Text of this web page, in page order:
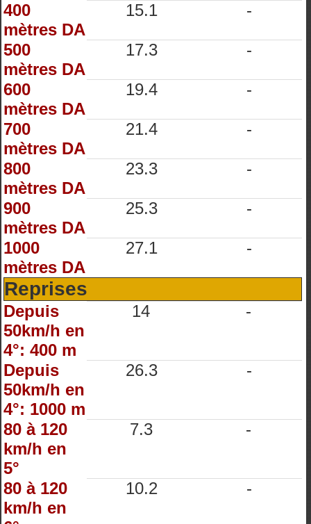
400
mètres DA
15.1 -
500
mètres DA
17.3 -
600
mètres DA
19.4 -
700
mètres DA
21.4 -
800
mètres DA
23.3 -
900
mètres DA
25.3 -
1000
mètres DA
27.1 -
Reprises
Depuis
50km/h en
4°: 400 m
14 -
Depuis
50km/h en
4°: 1000 m
26.3 -
80 à 120
km/h en
5°
7.3 -
80 à 120
km/h en
10.2 -